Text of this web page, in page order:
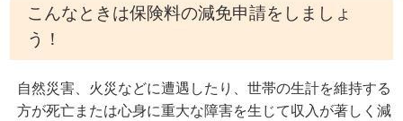
こんなときは保険料の減免申請をしましょ
う！
自然災害、火災などに遭遇したり、世帯の生計を維持する
方が死亡または心身に重大な障害を生じて収入が著しく減